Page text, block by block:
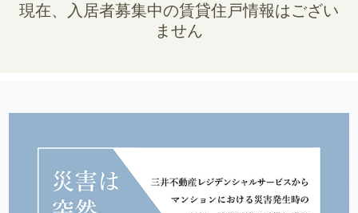
現在、入居者募集中の賃貸住戸情報はござい
ません